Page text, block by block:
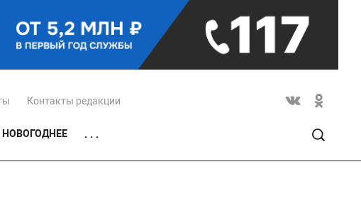
Контакты редакции
НОВОГОДНЕЕ . . .